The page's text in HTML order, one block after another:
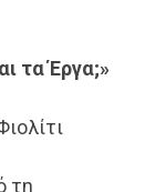
τα Έργα;»
τη